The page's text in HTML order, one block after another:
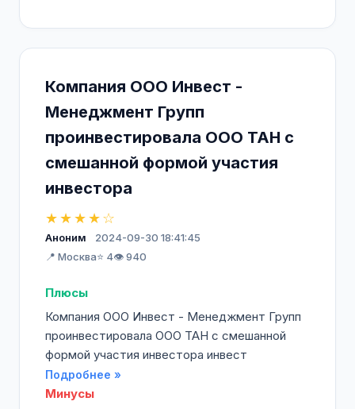
Компания ООО Инвест -
Менеджмент Групп
проинвестировала ООО ТАН с
смешанной формой участия
инвестора
★★★★☆
Аноним
2024-09-30 18:41:45
📍 Москва⭐ 4👁️ 940
Плюсы
Компания ООО Инвест - Менеджмент Групп
проинвестировала ООО ТАН с смешанной
формой участия инвестора инвест
Подробнее »
Минусы